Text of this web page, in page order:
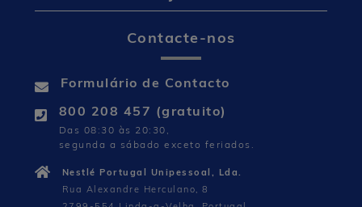
Contacte-nos
Formulário de Contacto
800 208 457 (gratuito)
Das 08:30 às 20:30,
segunda a sábado exceto feriados.
Nestlé Portugal Unipessoal, Lda.
Rua Alexandre Herculano, 8